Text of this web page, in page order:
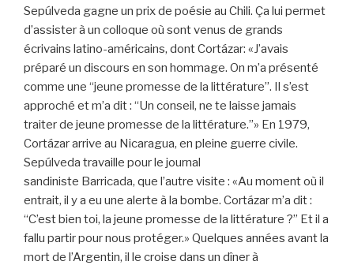
Sepúlveda gagne un prix de poésie au Chili. Ça lui permet
d’assister à un colloque où sont venus de grands
écrivains latino-américains, dont Cortázar: «J’avais
préparé un discours en son hommage. On m’a présenté
comme une “jeune promesse de la littérature”. Il s’est
approché et m’a dit : “Un conseil, ne te laisse jamais
traiter de jeune promesse de la littérature.”» En 1979,
Cortázar arrive au Nicaragua, en pleine guerre civile.
Sepúlveda travaille pour le journal
sandiniste Barricada, que l’autre visite : «Au moment où il
entrait, il y a eu une alerte à la bombe. Cortázar m’a dit :
“C’est bien toi, la jeune promesse de la littérature ?” Et il a
fallu partir pour nous protéger.» Quelques années avant la
mort de l’Argentin, il le croise dans un dîner à